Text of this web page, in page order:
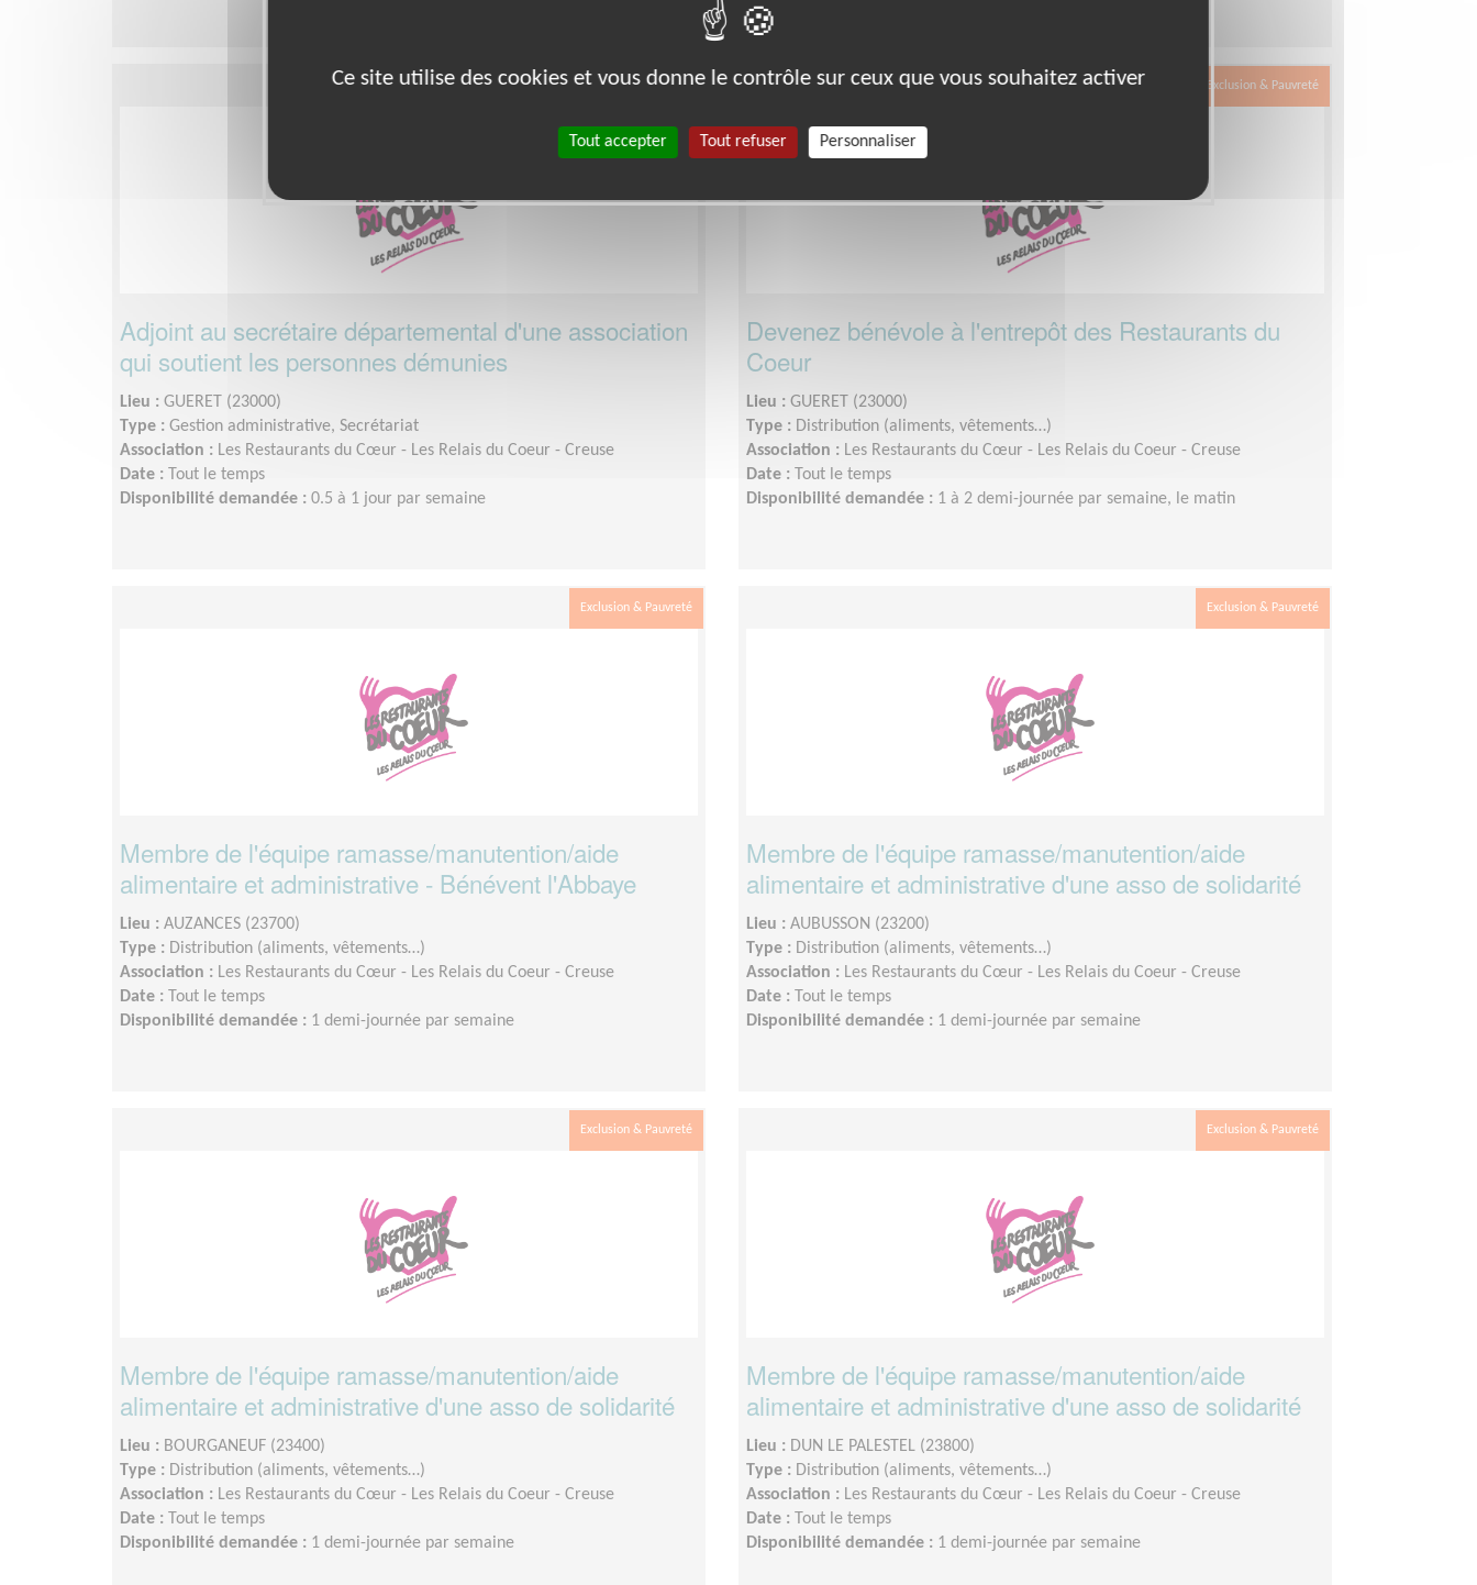
Exclusion & Pauvreté
Adjoint au secrétaire départemental d'une association
qui soutient les personnes démunies
Lieu : GUERET (23000)
Type : Gestion administrative, Secrétariat
Association : Les Restaurants du Cœur - Les Relais du Coeur - Creuse
Date : Tout le temps
Disponibilité demandée : 0.5 à 1 jour par semaine
Exclusion & Pauvreté
Devenez bénévole à l'entrepôt des Restaurants du
Coeur
Lieu : GUERET (23000)
Type : Distribution (aliments, vêtements…)
Association : Les Restaurants du Cœur - Les Relais du Coeur - Creuse
Date : Tout le temps
Disponibilité demandée : 1 à 2 demi-journée par semaine, le matin
Exclusion & Pauvreté
Membre de l'équipe ramasse/manutention/aide
alimentaire et administrative - Bénévent l'Abbaye
Lieu : AUZANCES (23700)
Type : Distribution (aliments, vêtements…)
Association : Les Restaurants du Cœur - Les Relais du Coeur - Creuse
Date : Tout le temps
Disponibilité demandée : 1 demi-journée par semaine
Exclusion & Pauvreté
Membre de l'équipe ramasse/manutention/aide
alimentaire et administrative d'une asso de solidarité
Lieu : AUBUSSON (23200)
Type : Distribution (aliments, vêtements…)
Association : Les Restaurants du Cœur - Les Relais du Coeur - Creuse
Date : Tout le temps
Disponibilité demandée : 1 demi-journée par semaine
Exclusion & Pauvreté
Membre de l'équipe ramasse/manutention/aide
alimentaire et administrative d'une asso de solidarité
Lieu : BOURGANEUF (23400)
Type : Distribution (aliments, vêtements…)
Association : Les Restaurants du Cœur - Les Relais du Coeur - Creuse
Date : Tout le temps
Disponibilité demandée : 1 demi-journée par semaine
Exclusion & Pauvreté
Membre de l'équipe ramasse/manutention/aide
alimentaire et administrative d'une asso de solidarité
Lieu : DUN LE PALESTEL (23800)
Type : Distribution (aliments, vêtements…)
Association : Les Restaurants du Cœur - Les Relais du Coeur - Creuse
Date : Tout le temps
Disponibilité demandée : 1 demi-journée par semaine
Ce site utilise des cookies et vous donne le contrôle sur ceux que vous souhaitez activer
Tout accepter Tout refuser Personnaliser